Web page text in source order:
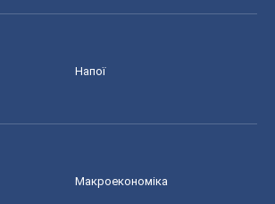
Напої
Макроекономіка